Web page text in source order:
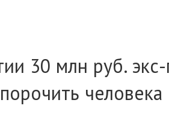
30 млн руб. экс-
человека